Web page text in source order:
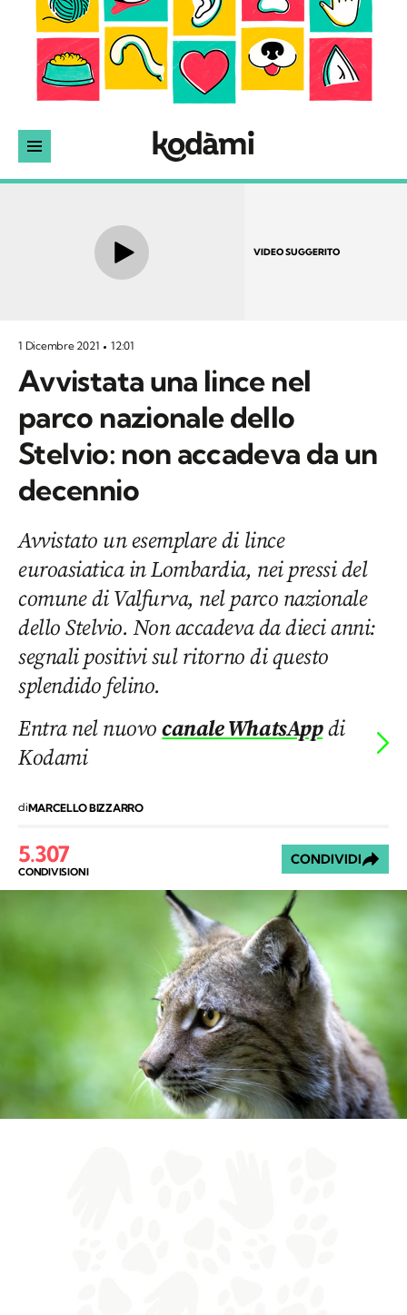
VIDEO SUGGERITO
1 Dicembre 2021 12:01
Avvistata una lince nel
parco nazionale dello
Stelvio: non accadeva da un
decennio
Avvistato un esemplare di lince
euroasiatica in Lombardia, nei pressi del
comune di Valfurva, nel parco nazionale
dello Stelvio. Non accadeva da dieci anni:
segnali positivi sul ritorno di questo
splendido felino.
Entra nel nuovocanale WhatsAppdi
Kodami
diMARCELLO BIZZARRO
5.307
CONDIVISIONI
CONDIVIDI